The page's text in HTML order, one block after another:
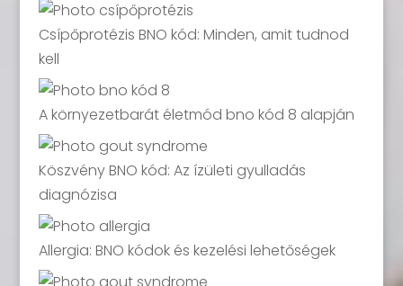
Csípőprotézis BNO kód: Minden, amit tudnod
kell
A környezetbarát életmód bno kód 8 alapján
Köszvény BNO kód: Az ízületi gyulladás
diagnózisa
Allergia: BNO kódok és kezelési lehetőségek